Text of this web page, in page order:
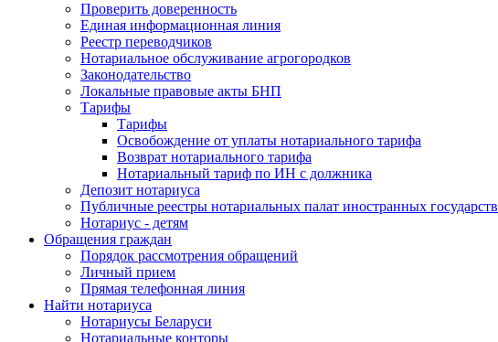
Проверить доверенность
Единая информационная линия
Реестр переводчиков
Нотариальное обслуживание агрогородков
Законодательство
Локальные правовые акты БНП
Тарифы
Тарифы
Освобождение от уплаты нотариального тарифа
Возврат нотариального тарифа
Нотариальный тариф по ИН с должника
Депозит нотариуса
Публичные реестры нотариальных палат иностранных государств
Нотариус - детям
Обращения граждан
Порядок рассмотрения обращений
Личный прием
Прямая телефонная линия
Найти нотариуса
Нотариусы Беларуси
Нотариальные конторы